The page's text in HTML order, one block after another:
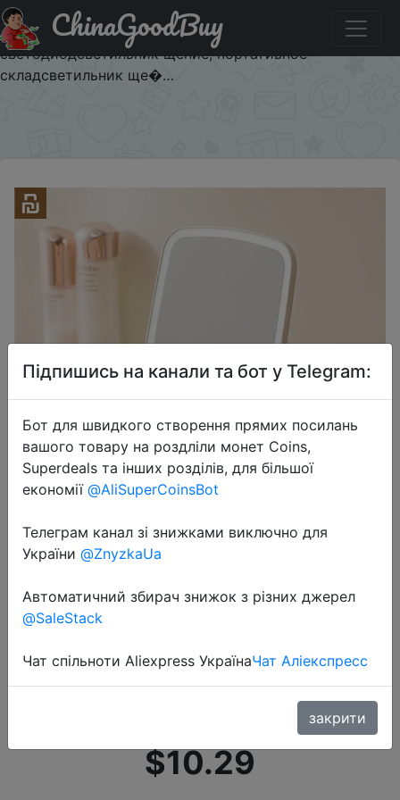
Придбати по знижці Оригинальное умное портативное
зеркало для макияжа Youpin Jordan judy, настольное
светодиодсветильник щение, портативное
складсветильник ще�…
ChinaGoodBuy
2021-03-11
Оригинальное умное портативное
зеркало для макияжа Youpin
Jordan judy, настольное
портативное складсветильник
$10.29
Підпишись на канали та бот у Telegram:
Бот для швидкого створення прямих посилань
вашого товару на роздліли монет Coins,
Superdeals та інших розділів, для більшої
економії @AliSuperCoinsBot
Телеграм канал зі знижками виключно для
України @ZnyzkaUa
Автоматичний збирач знижок з різних джерел
@SaleStack
Чат спільноти Aliexpress УкраїнаЧат Аліекспресс
закрити